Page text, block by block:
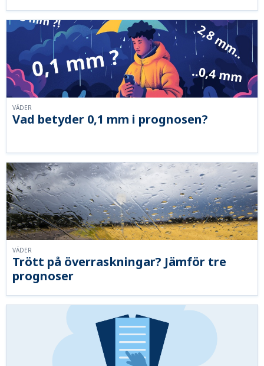
Vad betyder 0,1 mm i prognosen?
VÄDER
Trött på överraskningar? Jämför tre
prognoser
VÄDER